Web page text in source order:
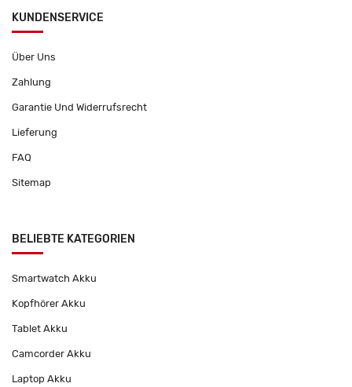
KUNDENSERVICE
Über Uns
Zahlung
Garantie Und Widerrufsrecht
Lieferung
FAQ
Sitemap
BELIEBTE KATEGORIEN
Smartwatch Akku
Kopfhörer Akku
Tablet Akku
Camcorder Akku
Laptop Akku